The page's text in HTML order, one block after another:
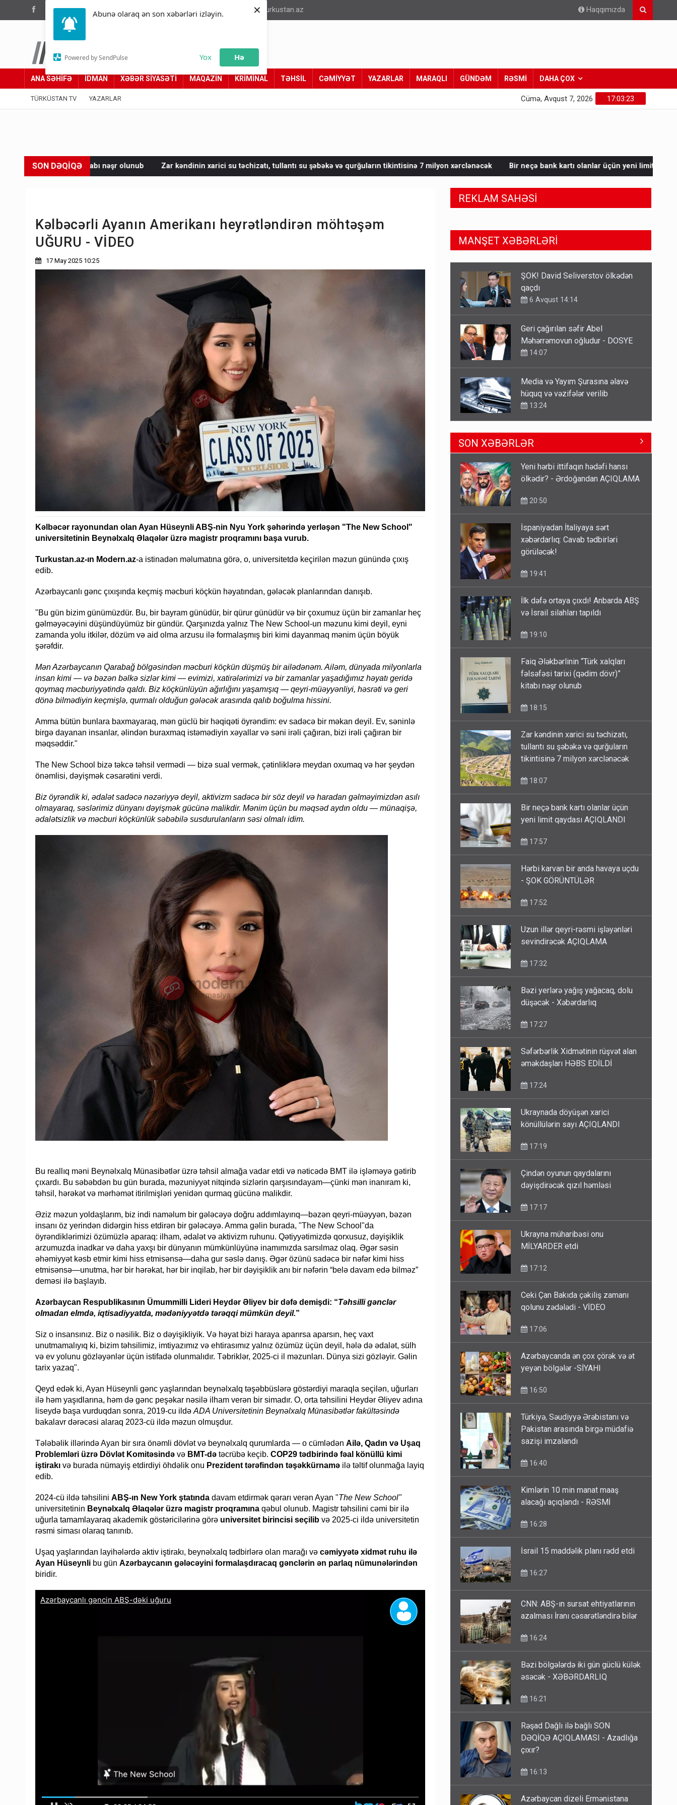
Abunə olaraq ən son xəbərləri izləyin.
Powered by SendPulse Yox Hə
×
(012) 449 94 05 info@turkustan.az Haqqımızda
Türküstan.az
Adımız yolumuzdur
ANA SƏHİFƏ İDMAN XƏBƏR SİYASƏTİ MAQAZİN KRİMİNAL TƏHSİL CƏMİYYƏT YAZARLAR MARAQLI GÜNDƏM RƏSMİ DAHA ÇOX
TÜRKÜSTAN TV YAZARLAR 17:03:25
Cümə, Avqust 7, 2026
SON DƏQİQƏ
nəşr olunub Zar kəndinin xarici su təchizatı, tullantı su şəbəkə və qurğuların tikintisinə 7 milyon xərclənəcək Bir neçə bank kartı olanlar üçün yeni limit qaydası AÇIQLANDI Hərbi
Kəlbəcərli Ayanın Amerikanı heyrətləndirən möhtəşəm
UĞURU - VİDEO
17 May 2025 10:25
Kəlbəcər rayonundan olan Ayan Hüseynli ABŞ-nin Nyu York şəhərində yerləşən "The New School"
universitetinin Beynəlxalq Əlaqələr üzrə magistr proqramını başa vurub.
Turkustan.az-ın Modern.az-a istinadən məlumatına görə, o, universitetdə keçirilən məzun günündə çıxış
edib.
Azərbaycanlı gənc çıxışında keçmiş məcburi köçkün həyatından, gələcək planlarından danışıb.
"Bu gün bizim günümüzdür. Bu, bir bayram günüdür, bir qürur günüdür və bir çoxumuz üçün bir zamanlar heç
gəlməyəcəyini düşündüyümüz bir gündür. Qarşınızda yalnız The New School-un məzunu kimi deyil, eyni
zamanda yolu itkilər, dözüm və aid olma arzusu ilə formalaşmış biri kimi dayanmaq mənim üçün böyük
şərəfdir.
Mən Azərbaycanın Qarabağ bölgəsindən məcburi köçkün düşmüş bir ailədənəm. Ailəm, dünyada milyonlarla
insan kimi — və bəzən bəlkə sizlər kimi — evimizi, xatirələrimizi və bir zamanlar yaşadığımız həyatı geridə
qoymaq məcburiyyətində qaldı. Biz köçkünlüyün ağırlığını yaşamışıq — qeyri-müəyyənliyi, həsrəti və geri
dönə bilmədiyin keçmişlə, qurmalı olduğun gələcək arasında qalıb boğulma hissini.
Amma bütün bunlara baxmayaraq, mən güclü bir həqiqəti öyrəndim: ev sadəcə bir məkan deyil. Ev, səninlə
birgə dayanan insanlar, əlindən buraxmaq istəmədiyin xəyallar və səni irəli çağıran, bizi irəli çağıran bir
məqsəddir."
The New School bizə təkcə təhsil vermədi — bizə sual vermək, çətinliklərə meydan oxumaq və hər şeydən
önəmlisi, dəyişmək cəsarətini verdi.
Biz öyrəndik ki, ədalət sadəcə nəzəriyyə deyil, aktivizm sadəcə bir söz deyil və haradan gəlməyimizdən asılı
olmayaraq, səslərimiz dünyanı dəyişmək gücünə malikdir. Mənim üçün bu məqsəd aydın oldu — münaqişə,
ədalətsizlik və məcburi köçkünlük səbəbilə susdurulanların səsi olmalı idim.
Bu reallıq məni Beynəlxalq Münasibətlər üzrə təhsil almağa vadar etdi və nəticədə BMT ilə işləməyə gətirib
çıxardı. Bu səbəbdən bu gün burada, məzuniyyət nitqində sizlərin qarşısındayam—çünki mən inanıram ki,
təhsil, hərəkət və mərhəmət itirilmişləri yenidən qurmaq gücünə malikdir.
Əziz məzun yoldaşlarım, biz indi naməlum bir gələcəyə doğru addımlayırıq—bəzən qeyri-müəyyən, bəzən
insanı öz yerindən didərgin hiss etdirən bir gələcəyə. Amma gəlin burada, "The New School"da
öyrəndiklərimizi özümüzlə aparaq: ilham, ədalət və aktivizm ruhunu. Qətiyyətimizdə qorxusuz, dəyişiklik
arzumuzda inadkar və daha yaxşı bir dünyanın mümkünlüyünə inamımızda sarsılmaz olaq. Əgər səsin
əhəmiyyət kəsb etmir kimi hiss etmisənsə—daha gur səslə danış. Əgər özünü sadəcə bir nəfər kimi hiss
etmisənsə—unutma, hər bir hərəkat, hər bir inqilab, hər bir dəyişiklik anı bir nəfərin “belə davam edə bilməz”
deməsi ilə başlayıb.
Azərbaycan Respublikasının Ümummilli Lideri Heydər Əliyev bir dəfə demişdi: “Təhsilli gənclər
olmadan elmdə, iqtisadiyyatda, mədəniyyətdə tərəqqi mümkün deyil.”
Siz o insansınız. Biz o nəsilik. Biz o dəyişikliyik. Və həyat bizi haraya aparırsa aparsın, heç vaxt
unutmamalıyıq ki, bizim təhsilimiz, imtiyazımız və ehtirasımız yalnız özümüz üçün deyil, hələ də ədalət, sülh
və ev yolunu gözləyənlər üçün istifadə olunmalıdır. Təbriklər, 2025-ci il məzunları. Dünya sizi gözləyir. Gəlin
tarix yazaq".
Qeyd edək ki, Ayan Hüseynli gənc yaşlarından beynəlxalq təşəbbüslərə göstərdiyi maraqla seçilən, uğurları
ilə həm yaşıdlarına, həm də gənc peşəkar nəsilə ilham verən bir simadır. O, orta təhsilini Heydər Əliyev adına
liseydə başa vurduqdan sonra, 2019-cu ildə ADA Universitetinin Beynəlxalq Münasibətlər fakültəsində
bakalavr dərəcəsi alaraq 2023-cü ildə məzun olmuşdur.
Tələbəlik illərində Ayan bir sıra önəmli dövlət və beynəlxalq qurumlarda — o cümlədən Ailə, Qadın və Uşaq
Problemləri üzrə Dövlət Komitəsində və BMT-də təcrübə keçib. COP29 tədbirində fəal könüllü kimi
iştirakı və burada nümayiş etdirdiyi öhdəlik onu Prezident tərəfindən təşəkkürnamə ilə təltif olunmağa layiq
edib.
2024-cü ildə təhsilini ABŞ-ın New York ştatında davam etdirmək qərarı verən Ayan "The New School"
universitetinin Beynəlxalq Əlaqələr üzrə magistr proqramına qəbul olunub. Magistr təhsilini cəmi bir ilə
uğurla tamamlayaraq akademik göstəricilərinə görə universitet birincisi seçilib və 2025-ci ildə universitetin
rəsmi siması olaraq tanınıb.
Uşaq yaşlarından layihələrdə aktiv iştirakı, beynəlxalq tədbirlərə olan marağı və cəmiyyətə xidmət ruhu ilə
Ayan Hüseynli bu gün Azərbaycanın gələcəyini formalaşdıracaq gənclərin ən parlaq nümunələrindən
biridir.
REKLAM SAHƏSİ
MANŞET XƏBƏRLƏRİ
Geri çağırılan səfir Abel
Məhərrəmovun oğludur - DOSYE
14:07
Media və Yayım Şurasına əlavə
hüquq və vəzifələr verilib
13:24
Kartdan karta istədiyiniz qədər
köçürmə edə bilərsiniz - VİDEO
11:06
Tərtərdəki hadisənin sirri açıldı:
Ər-arvadı yandırıb 15 min manatı
10:46
Əhaliyə hava ilə bağlı VACİB
ŞOK! David Seliverstov ölkədən
6 Avqust 14:14
SON XƏBƏRLƏR
Yeni hərbi ittifaqın hədəfi hansı
ölkədir? - Ərdoğandan AÇIQLAMA
20:50
İspaniyadan İtaliyaya sərt
xəbərdarlıq: Cavab tədbirləri
görüləcək!
19:41
İlk dəfə ortaya çıxdı! Anbarda ABŞ
və İsrail silahları tapıldı
19:10
Faiq Ələkbərlinin “Türk xalqları
fəlsəfəsi tarixi (qədim dövr)”
kitabı nəşr olunub
18:15
Zar kəndinin xarici su təchizatı,
tullantı su şəbəkə və qurğuların
tikintisinə 7 milyon xərclənəcək
18:07
Bir neçə bank kartı olanlar üçün
yeni limit qaydası AÇIQLANDI
17:57
Hərbi karvan bir anda havaya uçdu
- ŞOK GÖRÜNTÜLƏR
17:52
Uzun illər qeyri-rəsmi işləyənləri
sevindirəcək AÇIQLAMA
17:32
Bəzi yerlərə yağış yağacaq, dolu
düşəcək - Xəbərdarlıq
17:27
Səfərbərlik Xidmətinin rüşvət alan
əməkdaşları HƏBS EDİLDİ
17:24
Ukraynada döyüşən xarici
könüllülərin sayı AÇIQLANDI
17:19
Çindən oyunun qaydalarını
dəyişdirəcək qızıl həmləsi
17:17
Ukrayna müharibəsi onu
MİLYARDER etdi
17:12
Ceki Çan Bakıda çəkiliş zamanı
qolunu zədələdi - VİDEO
17:06
Azərbaycanda ən çox çörək və ət
yeyən bölgələr -SİYAHI
16:50
Türkiyə, Səudiyyə Ərəbistanı və
Pakistan arasında birgə müdafiə
sazişi imzalandı
16:40
Kimlərin 10 min manat maaş
alacağı açıqlandı - RƏSMİ
16:28
İsrail 15 maddəlik planı rədd etdi
16:27
CNN: ABŞ-ın sursat ehtiyatlarının
azalması İranı cəsarətləndirə bilər
16:24
Bəzi bölgələrdə iki gün güclü külək
əsəcək - XƏBƏRDARLIQ
16:21
Rəşad Dağlı ilə bağlı SON
DƏQİQƏ AÇIQLAMASI - Azadlığa
çıxır?
16:13
Azərbaycan dizeli Ermənistana